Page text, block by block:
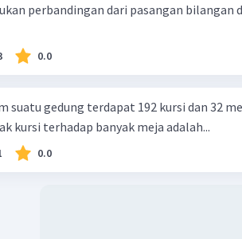
perbandingan dari pasangan bilangan di bawah
0.0
suatu gedung terdapat 192 kursi dan 32
kursi terhadap banyak meja adalah...
0.0